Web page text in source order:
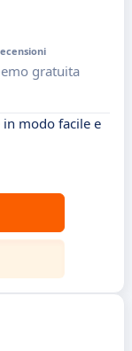
gratuita
modo facile e